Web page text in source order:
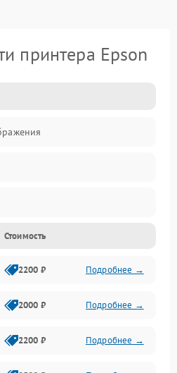
принтера Epson
Стоимость
2200 ₽ Подробнее →
2000 ₽ Подробнее →
2200 ₽ Подробнее →